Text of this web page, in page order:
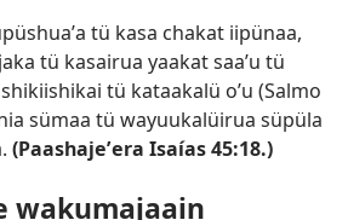
tü kasa chakat iipünaa,
tü kasairua yaakat saaʼu tü
tü kataakalü oʼu (Salmo
sümaa tü wayuukalüirua süpüla
(Paashajeʼera Isaías 45:18.)
wakumajaain